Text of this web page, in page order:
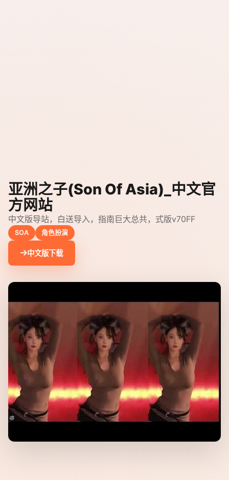
亚洲之子(Son Of Asia)_中文官
方网站
中文版导站，白送导入，指南巨大总共，式版v70FF
SOA 角色扮演
中文版下载